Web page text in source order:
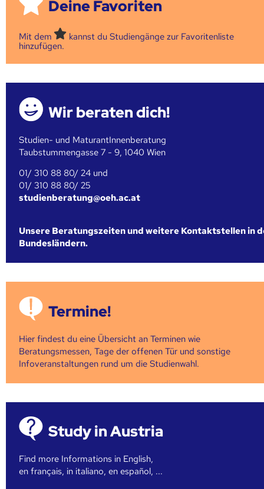
Deine Favoriten
Mit dem
kannst du Studiengänge zur Favoritenliste
hinzufügen.
Wir beraten dich!
Studien- und MaturantInnenberatung
Taubstummengasse 7 - 9, 1040 Wien
01/ 310 88 80/ 24 und
01/ 310 88 80/ 25
studienberatung@oeh.ac.at
Unsere Beratungszeiten und weitere Kontaktstellen in
Bundesländern.
Termine!
Hier findest du eine Übersicht an Terminen wie
Beratungsmessen, Tage der offenen Tür und sonstige
Infoveranstaltungen rund um die Studienwahl.
Study in Austria
Find more Informations in English,
en français, in italiano, en español, ...